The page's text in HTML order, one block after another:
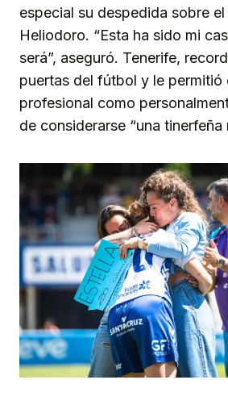
especial su despedida sobre
Heliodoro. “Esta ha sido mi
será”, aseguró. Tenerife,
puertas del fútbol y le permitió
profesional como
de considerarse “una tinerfeña